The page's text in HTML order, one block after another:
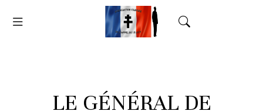
LE GÉNÉRAL DE